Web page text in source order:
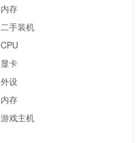
内存
二手装机
CPU
显卡
外设
内存
游戏主机